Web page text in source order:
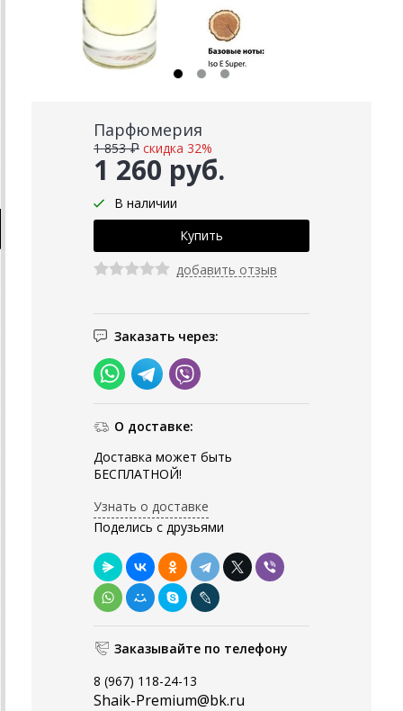
Парфюмерия
1 260 руб.
1 853 ₽ скидка 32%
В наличии
добавить отзыв
Заказать через:
О доставке:
Доставка может быть
БЕСПЛАТНОЙ!
Узнать о доставке
Поделись с друзьями
Заказывайте по телефону
8 (967) 118-24-13
Shaik-Premium@bk.ru